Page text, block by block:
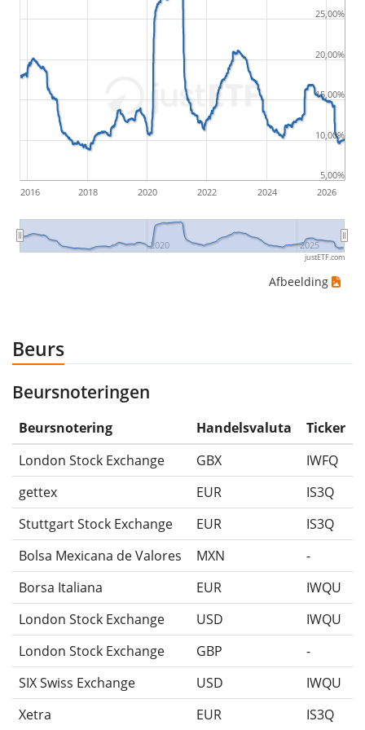
following sequence of daily ETF prices: 10€, 5€, 12€,
20€, an investor would have suffered the worst loss
by buying for 10€ and subsequently selling for 5€.
Therefore in this case the maximum drawdown
would be (5€ - 10€)/10€ = -50%.
ETF-rendementen zijn inclusief dividenduitkeringen
2016 2018 2020 2022 2024 2026
2020 2025
5,00%
10,00%
15,00%
20,00%
25,00%
justETF.com
Afbeelding
Beurs
Beursnoteringen
Beursnotering Handelsvaluta
Ticker
London Stock Exchange
GBX
IWFQ
gettex
EUR
IS3Q
Stuttgart Stock Exchange
EUR
IS3Q
Bolsa Mexicana de Valores
MXN
-
Borsa Italiana
EUR
IWQU
London Stock Exchange
USD
IWQU
London Stock Exchange
GBP
-
SIX Swiss Exchange
USD
IWQU
Xetra
EUR IS3Q